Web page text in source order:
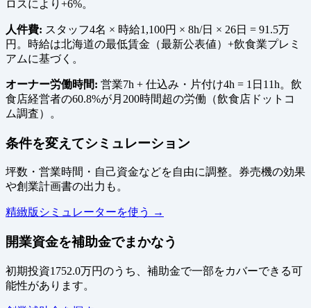
ロスにより+6%。
人件費: スタッフ4名 × 時給1,100円 × 8h/日 × 26日 = 91.5万
円。時給は北海道の最低賃金（最新公表値）+飲食業プレミ
アムに基づく。
オーナー労働時間: 営業7h + 仕込み・片付け4h = 1日11h。飲
食店経営者の60.8%が月200時間超の労働（飲食店ドットコ
ム調査）。
条件を変えてシミュレーション
坪数・営業時間・自己資金などを自由に調整。券売機の効果
や創業計画書の出力も。
精緻版シミュレーターを使う →
開業資金を補助金でまかなう
初期投資1752.0万円のうち、補助金で一部をカバーできる可
能性があります。